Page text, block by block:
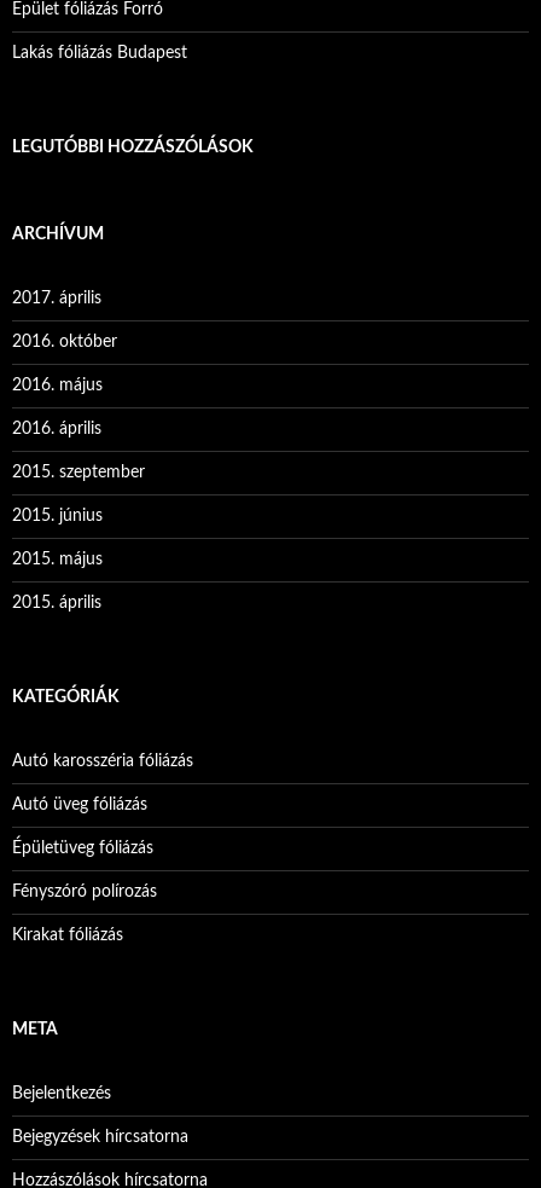
Épület fóliázás Forró
Lakás fóliázás Budapest
LEGUTÓBBI HOZZÁSZÓLÁSOK
ARCHÍVUM
2017. április
2016. október
2016. május
2016. április
2015. szeptember
2015. június
2015. május
2015. április
KATEGÓRIÁK
Autó karosszéria fóliázás
Autó üveg fóliázás
Épületüveg fóliázás
Fényszóró polírozás
Kirakat fóliázás
META
Bejelentkezés
Bejegyzések hírcsatorna
Hozzászólások hírcsatorna